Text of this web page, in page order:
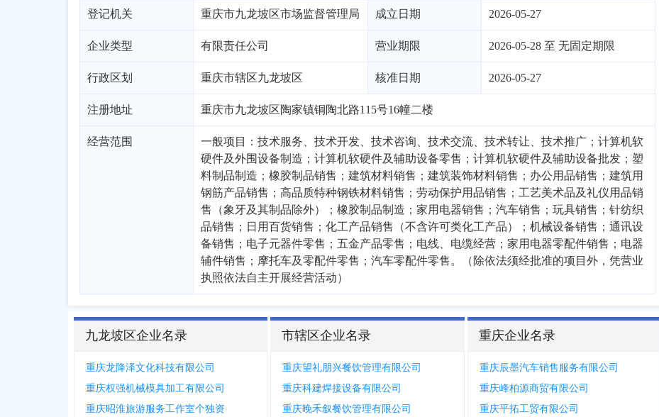
登记机关 重庆市九龙坡区市场监督管理局 成立日期 2026-05-27
企业类型 有限责任公司 营业期限 2026-05-28 至 无固定期限
行政区划 重庆市辖区九龙坡区 核准日期 2026-05-27
注册地址 重庆市九龙坡区陶家镇铜陶北路115号16幢二楼
经营范围
一般项目：技术服务、技术开发、技术咨询、技术交流、技术转让、技术推广；计算机软
硬件及外围设备制造；计算机软硬件及辅助设备零售；计算机软硬件及辅助设备批发；塑
料制品制造；橡胶制品销售；建筑材料销售；建筑装饰材料销售；办公用品销售；建筑用
钢筋产品销售；高品质特种钢铁材料销售；劳动保护用品销售；工艺美术品及礼仪用品销
售（象牙及其制品除外）；橡胶制品制造；家用电器销售；汽车销售；玩具销售；针纺织
品销售；日用百货销售；化工产品销售（不含许可类化工产品）；机械设备销售；通讯设
备销售；电子元器件零售；五金产品零售；电线、电缆经营；家用电器零配件销售；电器
辅件销售；摩托车及零配件零售；汽车零配件零售。（除依法须经批准的项目外，凭营业
执照依法自主开展经营活动）
九龙坡区企业名录
重庆龙降泽文化科技有限公司
重庆权强机械模具加工有限公司
重庆昭淮旅游服务工作室个独资
市辖区企业名录
重庆望礼朋兴餐饮管理有限公司
重庆科建焊接设备有限公司
重庆晚禾叙餐饮管理有限公司
重庆企业名录
重庆辰墨汽车销售服务有限公司
重庆峰柏源商贸有限公司
重庆平拓工贸有限公司